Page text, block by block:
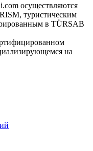
осуществляются
туристическим
в TÜRSAB
на